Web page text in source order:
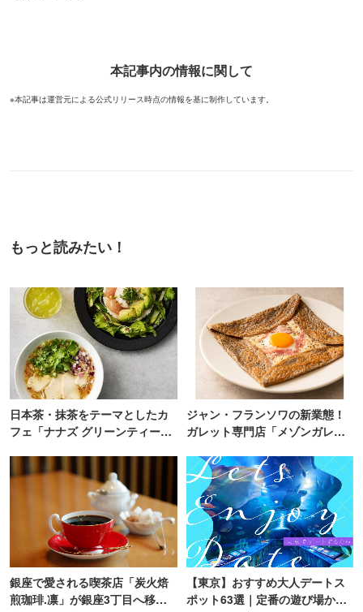
本記事内の情報に関して
※本記事は運営元による公式リリース時点の情報を基に制作しています。
もっと読みたい！
日本茶・抹茶をテーマとしたカ
フェ「ナナズ グリーンティー」
ジャン・フランソワの新業態！
ガレット専門店「メゾンガレッ
銀座で愛される喫茶店「炭火焙
煎珈琲.凛」が銀座3丁目へ移転
【東京】おすすめ大人デートス
ポット63選｜定番の遊び場から